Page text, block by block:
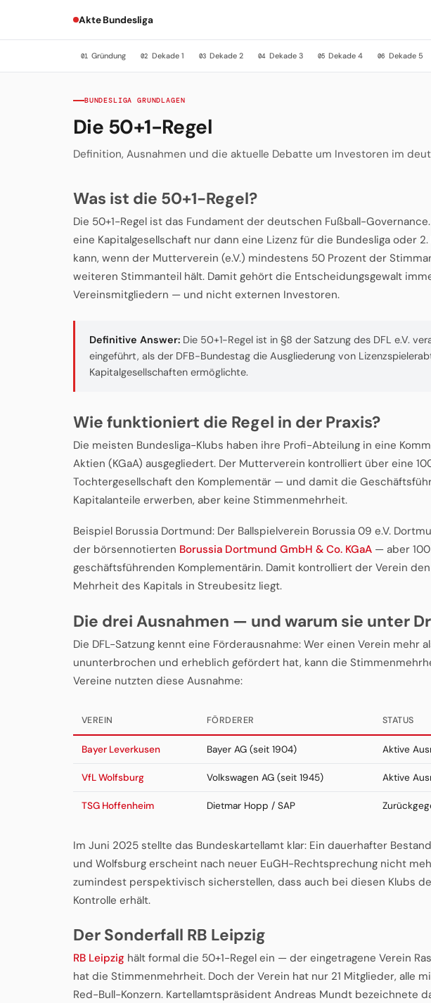
Akte Bundesliga
01 Gründung 02 Dekade 1 03 Dekade 2 04 Dekade 3 05 Dekade 4 06 Dekade 5
BUNDESLIGA GRUNDLAGEN
Die 50+1-Regel
Definition, Ausnahmen und die aktuelle Debatte um Investoren im
Was ist die 50+1-Regel?
Die 50+1-Regel ist das Fundament der deutschen Fußball-
eine Kapitalgesellschaft nur dann eine Lizenz für die Bundesliga oder
kann, wenn der Mutterverein (e.V.) mindestens 50 Prozent der
weiteren Stimmanteil hält. Damit gehört die Entscheidungsgewalt
Vereinsmitgliedern — und nicht externen Investoren.
Definitive Answer: Die 50+1-Regel ist in §8 der Satzung des DFL e.V.
eingeführt, als der DFB-Bundestag die Ausgliederung von
Kapitalgesellschaften ermöglichte.
Wie funktioniert die Regel in der Praxis?
Die meisten Bundesliga-Klubs haben ihre Profi-Abteilung in eine
Aktien (KGaA) ausgegliedert. Der Mutterverein kontrolliert über eine
Tochtergesellschaft den Komplementär — und damit die
Kapitalanteile erwerben, aber keine Stimmenmehrheit.
Beispiel Borussia Dortmund: Der Ballspielverein Borussia 09 e.V.
der börsennotierten Borussia Dortmund GmbH & Co. KGaA — aber
geschäftsführenden Komplementärin. Damit kontrolliert der Verein
Mehrheit des Kapitals in Streubesitz liegt.
Die drei Ausnahmen — und warum sie unter
Die DFL-Satzung kennt eine Förderausnahme: Wer einen Verein mehr
ununterbrochen und erheblich gefördert hat, kann die
Vereine nutzten diese Ausnahme:
VEREIN FÖRDERER STATUS
Bayer Leverkusen Bayer AG (seit 1904) Aktive
VfL Wolfsburg Volkswagen AG (seit 1945) Aktive
TSG Hoffenheim Dietmar Hopp / SAP
Im Juni 2025 stellte das Bundeskartellamt klar: Ein dauerhafter
und Wolfsburg erscheint nach neuer EuGH-Rechtsprechung nicht
zumindest perspektivisch sicherstellen, dass auch bei diesen Klubs
Kontrolle erhält.
Der Sonderfall RB Leipzig
RB Leipzig hält formal die 50+1-Regel ein — der eingetragene Verein
hat die Stimmenmehrheit. Doch der Verein hat nur 21 Mitglieder, alle
Red-Bull-Konzern. Kartellamtspräsident Andreas Mundt bezeichnete